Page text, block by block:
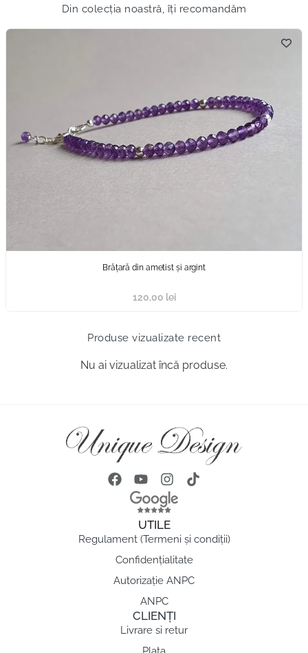
Din colecția noastră, îți recomandăm
Brățară din ametist și argint
120,00 lei
Produse vizualizate recent
Nu ai vizualizat încă produse.
UTILE
Regulament (Termeni și condiții)
Confidențialitate
Autorizație ANPC
ANPC
CLIENȚI
Livrare si retur